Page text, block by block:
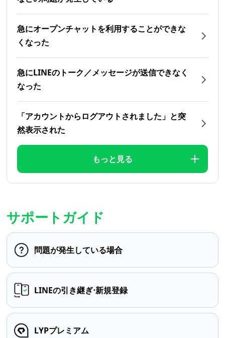
急にオープンチャットを利用することができな
くなった
急にLINEのトーク／メッセージが送信できなく
なった
「アカウントからログアウトされました」と突
然表示された
もっと見る
サポートガイド
問題が発生している場合
LINEの引き継ぎ⋅新規登録
LYPプレミアム